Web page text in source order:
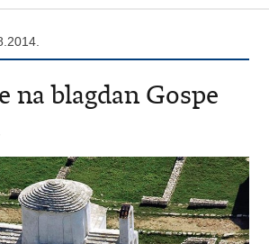
na blagdan Gospe